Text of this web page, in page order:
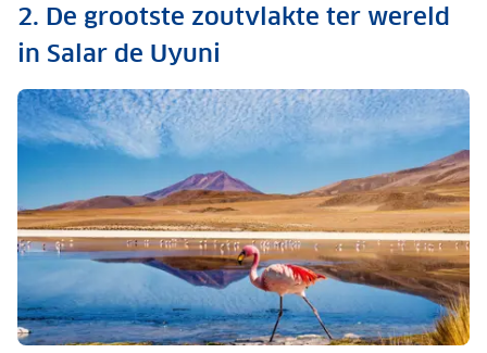
2. De grootste zoutvlakte ter wereld
in Salar de Uyuni